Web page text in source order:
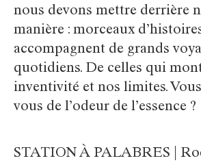
nous devons mettre derrière
manière : morceaux
accompagnent de grands
quotidiens. De celles qui
inventivité et nos limites.
vous de l’odeur de l’essence ?
STATION À PALABRES |